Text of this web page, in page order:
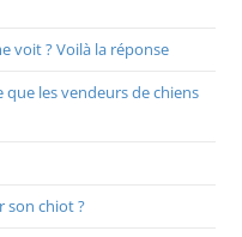
voit ? Voilà la réponse
les vendeurs de chiens
son chiot ?